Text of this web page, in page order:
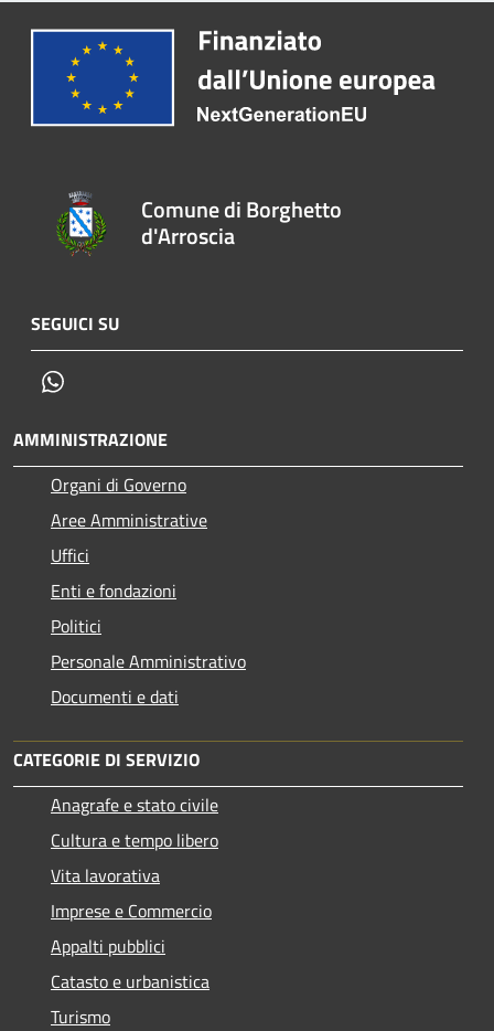
Comune di Borghetto
d'Arroscia
SEGUICI SU
AMMINISTRAZIONE
Organi di Governo
Aree Amministrative
Uffici
Enti e fondazioni
Politici
Personale Amministrativo
Documenti e dati
CATEGORIE DI SERVIZIO
Anagrafe e stato civile
Cultura e tempo libero
Vita lavorativa
Imprese e Commercio
Appalti pubblici
Catasto e urbanistica
Turismo